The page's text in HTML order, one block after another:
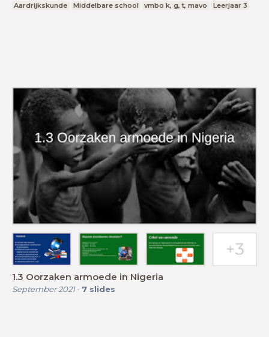
Aardrijkskunde Middelbare school vmbo k, g, t, mavo Leerjaar 3
1.3 Oorzaken armoede in Nigeria
September 2021- 7 slides